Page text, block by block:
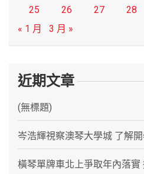
25
26 27
28
« 1 月
3 月 »
近期文章
(無標題)
岑浩輝視察澳琴大學城 了解
橫琴單牌車北上爭取年內落